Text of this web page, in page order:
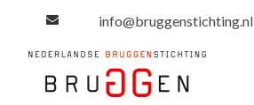
info@bruggenstichting.nl